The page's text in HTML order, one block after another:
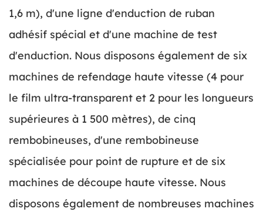
1,6 m), d'une ligne d'enduction de ruban
adhésif spécial et d'une machine de test
d'enduction. Nous disposons également de six
machines de refendage haute vitesse (4 pour
le film ultra-transparent et 2 pour les longueurs
supérieures à 1 500 mètres), de cinq
rembobineuses, d'une rembobineuse
spécialisée pour point de rupture et de six
machines de découpe haute vitesse. Nous
disposons également de nombreuses machines